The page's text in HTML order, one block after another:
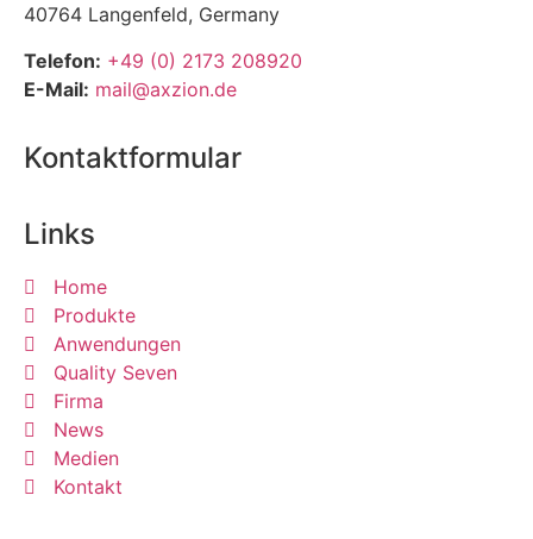
40764 Langenfeld, Germany
Telefon: +49 (0) 2173 208920
E-Mail: mail@axzion.de
Kontaktformular
Links
Home
Produkte
Anwendungen
Quality Seven
Firma
News
Medien
Kontakt